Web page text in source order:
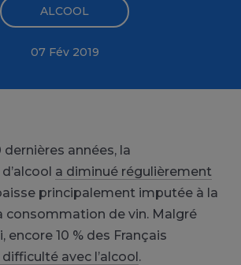
ALCOOL
07 Fév 2019
années, la
a diminué régulièrement
principalement imputée à la
consommation de vin. Malgré
encore 10 % des Français
avec l’alcool.